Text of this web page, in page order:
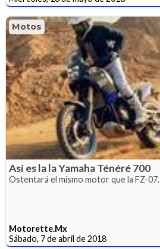
Motos
Así es la la Yamaha Ténéré 700
Ostentará el mismo motor que la FZ-07.
Motorette.Mx
Sábado, 7 de abril de 2018